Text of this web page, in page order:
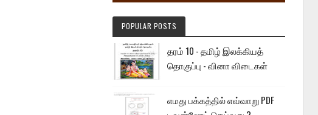
POPULAR POSTS
தரம் 10 - தமிழ் இலக்கியத்
தொகுப்பு - வினா விடைகள்
எமது பக்கத்தில் எவ்வாறு PDF